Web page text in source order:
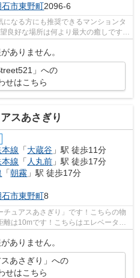
石市東野町2096-6
なる方にも推奨できるマンションタ
良好な場所は何より最大の癒しですね
ありません。
」への
せはこちら
スあさぎり
線 「大蔵谷 」駅 徒歩11分
線 「 人丸前 」駅 徒歩17分
「朝霧 」駅 徒歩17分
石市東野町8
ュアスあさぎり」です！こちらの物
は10mです！こちらはエレベーター
ありません。
スあさぎり」への
せはこちら